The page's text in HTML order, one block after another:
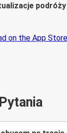
podróży